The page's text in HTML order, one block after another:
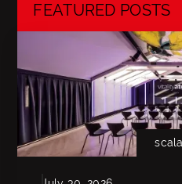
FEATURED POSTS